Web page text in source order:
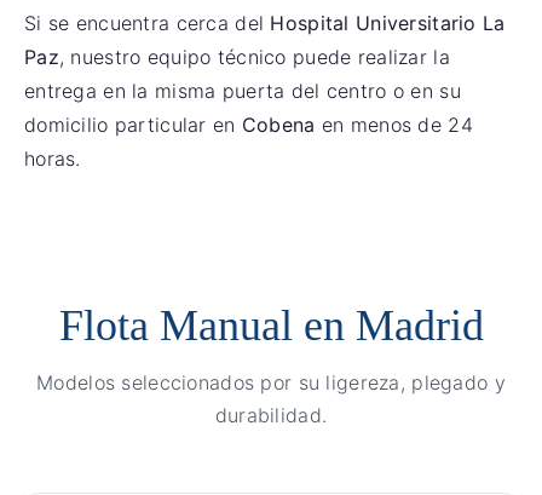
Si se encuentra cerca del Hospital Universitario La
Paz, nuestro equipo técnico puede realizar la
entrega en la misma puerta del centro o en su
domicilio particular en Cobena en menos de 24
horas.
Flota Manual en Madrid
Modelos seleccionados por su ligereza, plegado y
durabilidad.